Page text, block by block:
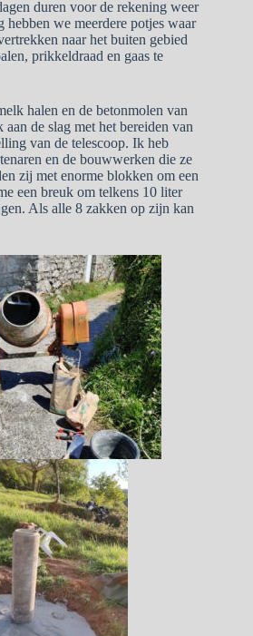
duren voor de rekening weer
we meerdere potjes waar
naar het buiten gebied
prikkeldraad en gaas te
halen en de betonmolen van
de slag met het bereiden van
van de telescoop. Ik heb
en de bouwwerken die ze
zij met enorme blokken om een
een breuk om telkens 10 liter
Als alle 8 zakken op zijn kan